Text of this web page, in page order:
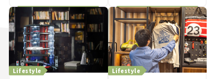
とホビー】
Lifestyle Lifestyle